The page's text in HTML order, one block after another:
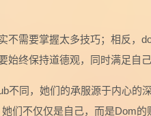
不需要掌握太多技巧；相反，
始终保持道德观，同时满足自己
不同，她们的承服源于内心的
们不仅仅是自己，而是Dom